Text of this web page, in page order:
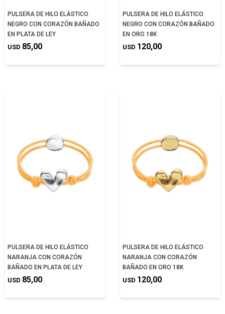
PULSERA DE HILO ELÁSTICO
NEGRO CON CORAZÓN BAÑADO
EN PLATA DE LEY
USD 85,00
PULSERA DE HILO ELÁSTICO
NEGRO CON CORAZÓN BAÑADO
EN ORO 18K
USD 120,00
PULSERA DE HILO ELÁSTICO
NARANJA CON CORAZÓN
BAÑADO EN PLATA DE LEY
USD 85,00
PULSERA DE HILO ELÁSTICO
NARANJA CON CORAZÓN
BAÑADO EN ORO 18K
USD 120,00